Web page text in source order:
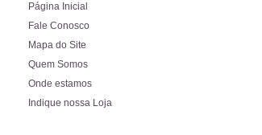
Página Inicial
Fale Conosco
Mapa do Site
Quem Somos
Onde estamos
Indique nossa Loja